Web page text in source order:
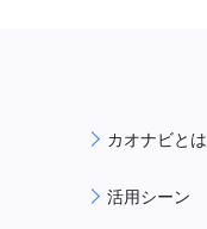
カオナビとは
活用シーン